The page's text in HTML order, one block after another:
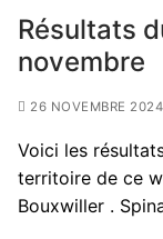
Résultats
novembre
26 NOVEMBRE 2024
Voici les
territoire de ce
Bouxwiller .